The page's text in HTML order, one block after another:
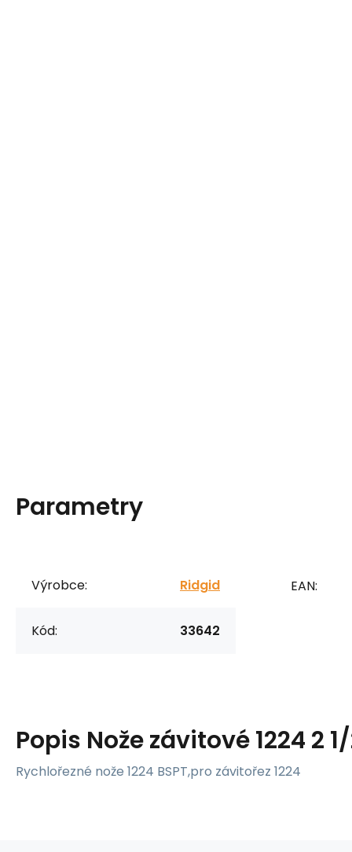
Parametry
Výrobce: Ridgid
Kód: 33642
EAN:
Popis Nože závitové 1224 2
Rychlořezné nože 1224 BSPT,pro závitořez 1224